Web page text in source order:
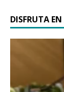
DISFRUTA